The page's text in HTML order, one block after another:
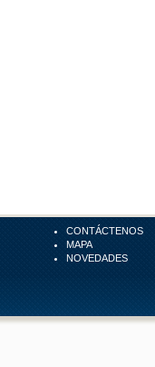
CONTÁCTENOS
MAPA
NOVEDADES